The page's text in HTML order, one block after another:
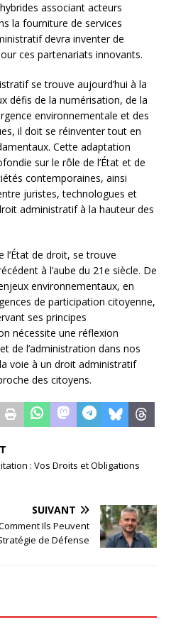
associant acteurs
la fourniture de services
devra inventer de
ces partenariats innovants.
se trouve aujourd’hui à la
défis de la numérisation, de la
environnementale et des
il doit se réinventer tout en
Cette adaptation
sur le rôle de l’État et de
contemporaines, ainsi
juristes, technologues et
administratif à la hauteur des
de droit, se trouve
à l’aube du 21e siècle. De
environnementaux, en
de participation citoyenne,
ses principes
nécessite une réflexion
de l’administration dans nos
voie à un droit administratif
des citoyens.
: Vos Droits et Obligations
SUIVANT
Ils Peuvent
de Défense